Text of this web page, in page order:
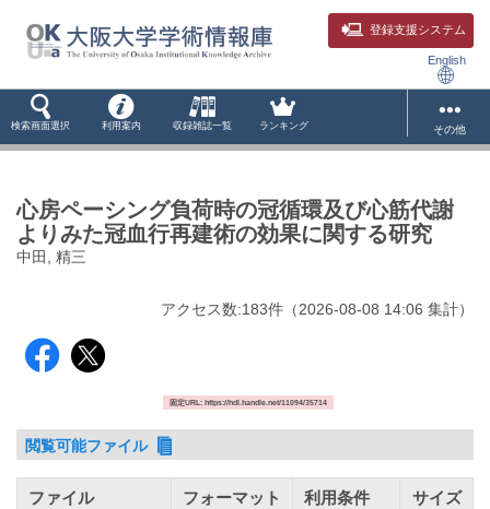
登録支援システム
English
検索画面選択 利用案内 収録雑誌一覧 ランキング その他
心房ペーシング負荷時の冠循環及び心筋代謝
よりみた冠血行再建術の効果に関する研究
中田, 精三
アクセス数:183件 （2026-08-08 14:06 集計）
固定URL: https://hdl.handle.net/11094/35714
閲覧可能ファイル
ファイル フォーマット 利用条件 サイズ